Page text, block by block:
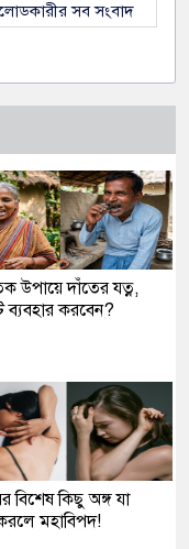
সব সংবাদ
উপায়ে দাঁতের যত্ন,
ব্যবহার করবেন?
বিশেষ কিছু অঙ্গ যা
মহাবিপদ!